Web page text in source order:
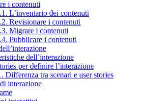
i contenuti
L’inventario dei contenuti
Revisionare i contenuti
Migrare i contenuti
Pubblicare i contenuti
dell’interazione
per definire l’interazione
Differenza tra scenari e user stories
interazione